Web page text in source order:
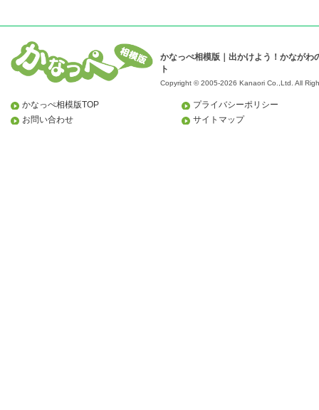
かなっぺ相模版｜出かけよう！かながわ
ト
Copyright © 2005-2026 Kanaori Co.,Ltd. All
かなっぺ相模版TOP
お問い合わせ
プライバシーポリシー
サイトマップ